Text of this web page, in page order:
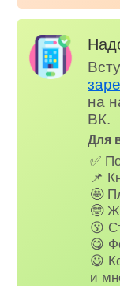
на
ВК.
Для
✅
📌
🤩
🤓
😗
😋
😃
и